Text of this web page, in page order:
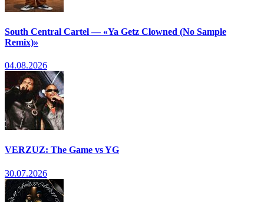
South Central Cartel — «Ya Getz Clowned (No Sample
Remix)»
04.08.2026
VERZUZ: The Game vs YG
30.07.2026